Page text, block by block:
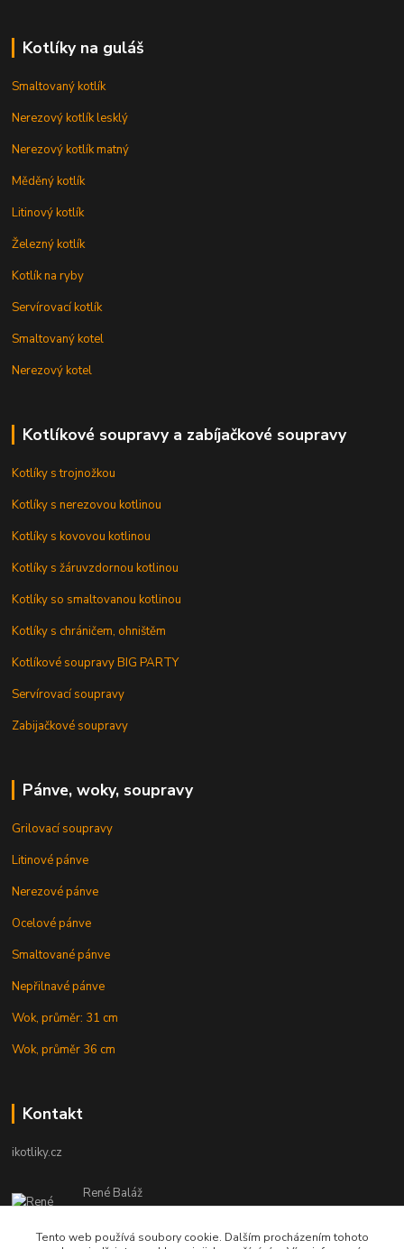
Kotlíky na guláš
Smaltovaný kotlík
Nerezový kotlík lesklý
Nerezový kotlík matný
Měděný kotlík
Litinový kotlík
Železný kotlík
Kotlík na ryby
Servírovací kotlík
Smaltovaný kotel
Nerezový kotel
Kotlíkové soupravy a zabíjačkové soupravy
Kotlíky s trojnožkou
Kotlíky s nerezovou kotlinou
Kotlíky s kovovou kotlinou
Kotlíky s žáruvzdornou kotlinou
Kotlíky so smaltovanou kotlinou
Kotlíky s chráničem, ohništěm
Kotlíkové soupravy BIG PARTY
Servírovací soupravy
Zabijačkové soupravy
Pánve, woky, soupravy
Grilovací soupravy
Litinové pánve
Nerezové pánve
Ocelové pánve
Smaltované pánve
Nepřilnavé pánve
Wok, průměr: 31 cm
Wok, průměr 36 cm
Kontakt
ikotliky.cz
René Baláž
Eshop: +421 902 212 007
od 8:00 - do 16:00 hod
Tento web používá soubory cookie. Dalším procházením tohoto